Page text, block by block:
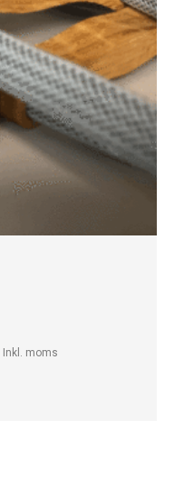
Inkl. moms